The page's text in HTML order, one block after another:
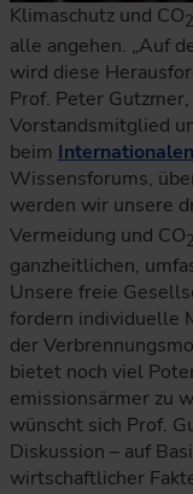
Klimaschutz und CO2
alle angehen. „Auf
wird diese
Prof. Peter
Vorstandsmitglied
beim
Wissensforums,
werden wir unsere
Vermeidung und CO2
ganzheitlichen,
Unsere freie
fordern individuelle
der
bietet noch viel
emissionsärmer zu
wünscht sich Prof.
Diskussion – auf
wirtschaftlicher